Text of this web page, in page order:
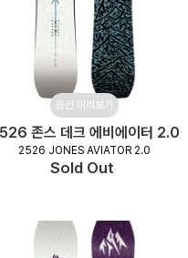
옵션 미리보기
존스 데크 에비에이터 2.0
2526 JONES AVIATOR 2.0
Sold Out